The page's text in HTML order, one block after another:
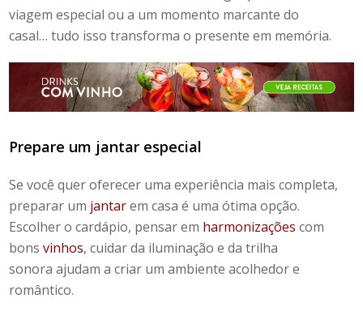
viagem especial ou a um momento marcante do
casal… tudo isso transforma o presente em memória.
Prepare um jantar especial
Se você quer oferecer uma experiência mais completa,
preparar um jantarem casa é uma ótima opção.
Escolher o cardápio, pensar em harmonizações com
bonsvinhos, cuidar da iluminação e da trilha
sonora ajudam a criar um ambiente acolhedor e
romântico.